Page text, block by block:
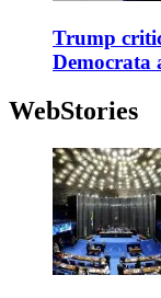
Trump
Democrata
WebStories